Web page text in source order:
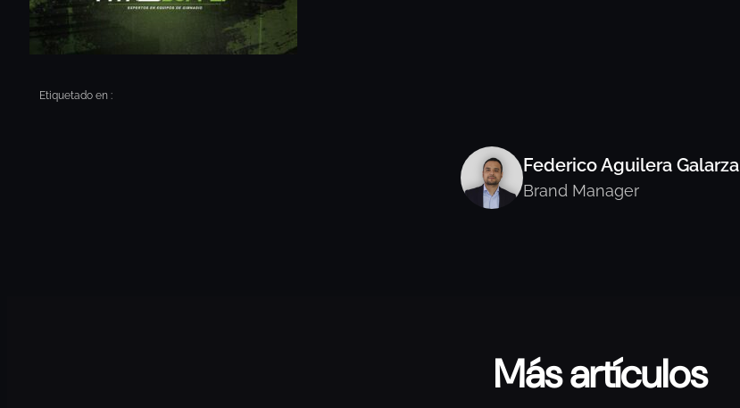
Etiquetado en :
Federico Aguilera Galarza
Brand Manager
Más artículos